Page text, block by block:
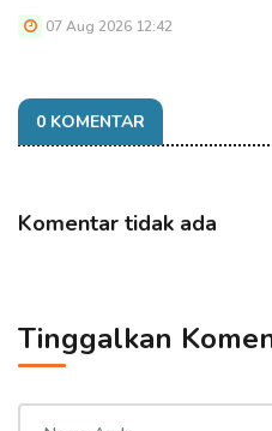
07 Aug 2026 12:42
0 KOMENTAR
Komentar tidak ada
Tinggalkan